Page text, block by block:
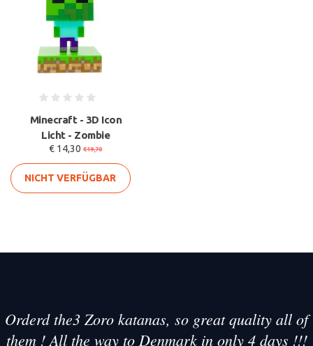
Minecraft - 3D Icon
Licht - Zombie
€ 14,30 €19,70
NICHT VERFÜGBAR
Orderd the3 Zoro katanas, so great quality all of
them ! All the way to Denmark in only 4 days !!!